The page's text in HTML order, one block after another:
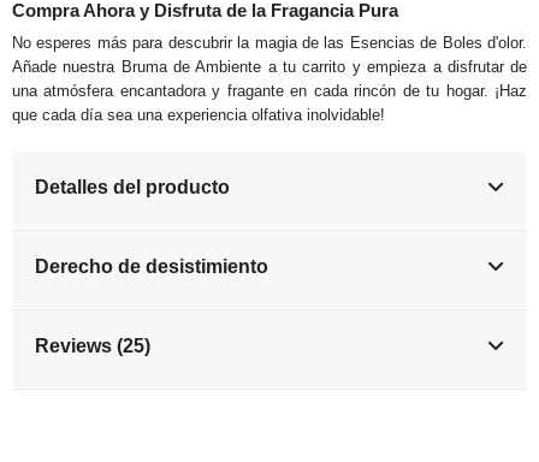
Compra Ahora y Disfruta de la Fragancia Pura
No esperes más para descubrir la magia de las Esencias de Boles d'olor.
Añade nuestra Bruma de Ambiente a tu carrito y empieza a disfrutar de
una atmósfera encantadora y fragante en cada rincón de tu hogar. ¡Haz
que cada día sea una experiencia olfativa inolvidable!
Detalles del producto
Derecho de desistimiento
Reviews (25)